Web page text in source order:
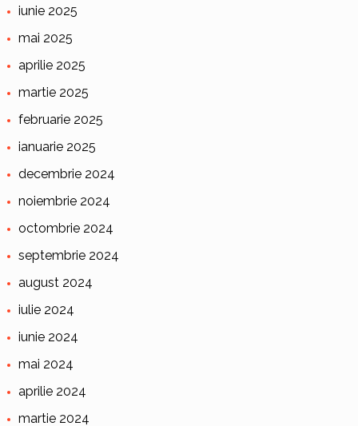
iunie 2025
mai 2025
aprilie 2025
martie 2025
februarie 2025
ianuarie 2025
decembrie 2024
noiembrie 2024
octombrie 2024
septembrie 2024
august 2024
iulie 2024
iunie 2024
mai 2024
aprilie 2024
martie 2024